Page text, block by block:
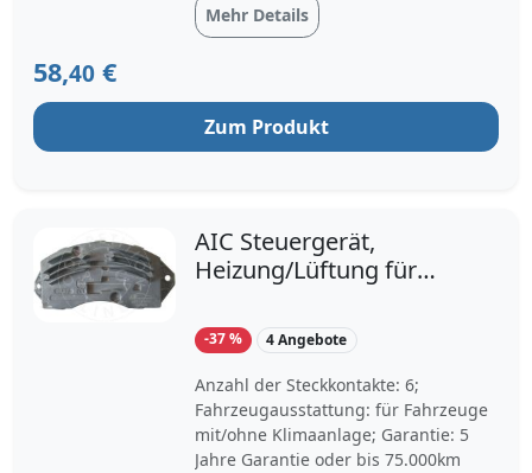
Mehr Details
58,40 €
Zum Produkt
AIC Steuergerät,
Heizung/Lüftung für
64116927090
64119146765 55723
-37 % 4 Angebote
Anzahl der Steckkontakte: 6;
Fahrzeugausstattung: für Fahrzeuge
mit/ohne Klimaanlage; Garantie: 5
Jahre Garantie oder bis 75.000km